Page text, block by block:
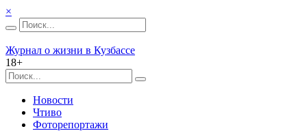
×
Журнал о жизни в Кузбассе
18+
Новости
Чтиво
Фоторепортажи